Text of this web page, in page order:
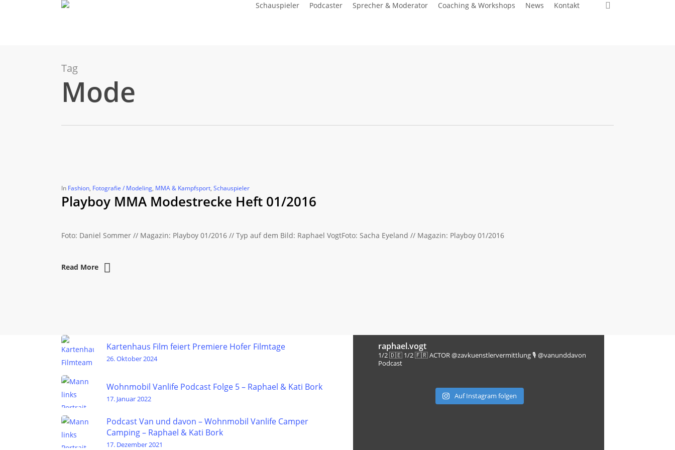
Schauspieler Podcaster Sprecher & Moderator Coaching & Workshops News Kontakt
Tag
Mode
In Fashion, Fotografie / Modeling, MMA & Kampfsport, Schauspieler
Playboy MMA Modestrecke Heft 01/2016
Foto: Daniel Sommer // Magazin: Playboy 01/2016 // Typ auf dem Bild: Raphael VogtFoto: Sacha Eyeland // Magazin: Playboy 01/2016
Read More
Kartenhaus Film feiert Premiere Hofer Filmtage
26. Oktober 2024
Wohnmobil Vanlife Podcast Folge 5 – Raphael & Kati Bork
17. Januar 2022
Podcast Van und davon – Wohnmobil Vanlife Camper
Camping – Raphael & Kati Bork
17. Dezember 2021
raphael.vogt
1/2 🇩🇪 1/2 🇫🇷 ACTOR @zavkuenstlervermittlung🎙️ @vanunddavon
Podcast
Auf Instagram folgen